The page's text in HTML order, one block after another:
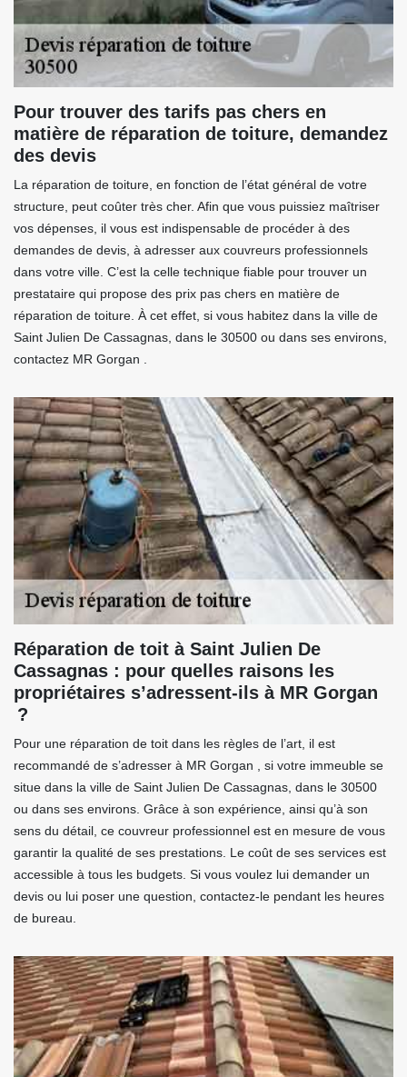
Pour trouver des tarifs pas chers en
matière de réparation de toiture, demandez
des devis
La réparation de toiture, en fonction de l’état général de votre
structure, peut coûter très cher. Afin que vous puissiez maîtriser
vos dépenses, il vous est indispensable de procéder à des
demandes de devis, à adresser aux couvreurs professionnels
dans votre ville. C’est la celle technique fiable pour trouver un
prestataire qui propose des prix pas chers en matière de
réparation de toiture. À cet effet, si vous habitez dans la ville de
Saint Julien De Cassagnas, dans le 30500 ou dans ses environs,
contactez MR Gorgan .
Réparation de toit à Saint Julien De
Cassagnas : pour quelles raisons les
propriétaires s’adressent-ils à MR Gorgan
?
Pour une réparation de toit dans les règles de l’art, il est
recommandé de s’adresser à MR Gorgan , si votre immeuble se
situe dans la ville de Saint Julien De Cassagnas, dans le 30500
ou dans ses environs. Grâce à son expérience, ainsi qu’à son
sens du détail, ce couvreur professionnel est en mesure de vous
garantir la qualité de ses prestations. Le coût de ses services est
accessible à tous les budgets. Si vous voulez lui demander un
devis ou lui poser une question, contactez-le pendant les heures
de bureau.